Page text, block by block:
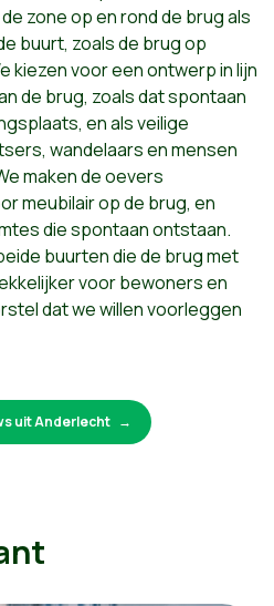
zone op en rond de brug als
buurt, zoals de brug op
kiezen voor een ontwerp in lijn
de brug, zoals dat spontaan
en als veilige
wandelaars en mensen
maken de oevers
meubilair op de brug, en
die spontaan ontstaan.
buurten die de brug met
voor bewoners en
dat we willen voorleggen
uit Anderlecht